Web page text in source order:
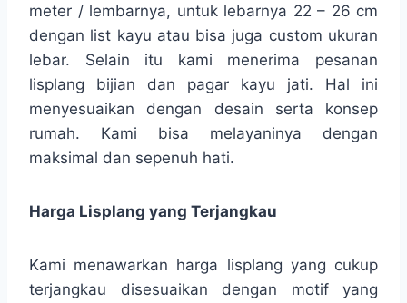
meter / lembarnya, untuk lebarnya 22 – 26 cm
dengan list kayu atau bisa juga custom ukuran
lebar. Selain itu kami menerima pesanan
lisplang bijian dan pagar kayu jati. Hal ini
menyesuaikan dengan desain serta konsep
rumah. Kami bisa melayaninya dengan
maksimal dan sepenuh hati.
Harga Lisplang yang Terjangkau
Kami menawarkan harga lisplang yang cukup
terjangkau disesuaikan dengan motif yang